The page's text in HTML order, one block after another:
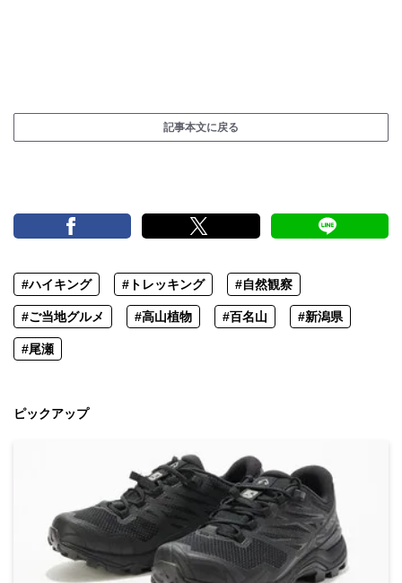
記事本文に戻る
#ハイキング #トレッキング #自然観察
#ご当地グルメ #高山植物 #百名山 #新潟県
#尾瀬
ピックアップ